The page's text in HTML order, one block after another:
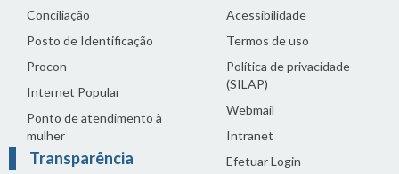
Conciliação
Posto de Identificação
Procon
Internet Popular
Ponto de atendimento à
mulher
Transparência
Acessibilidade
Termos de uso
Política de privacidade
(SILAP)
Webmail
Intranet
Efetuar Login